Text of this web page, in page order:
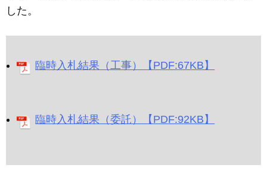
した。
臨時入札結果（工事）【PDF:67KB】
臨時入札結果（委託）【PDF:92KB】